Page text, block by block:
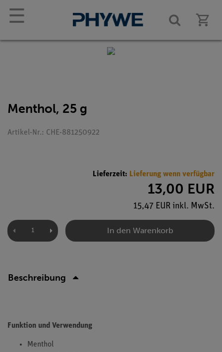
☰
Menthol, 25 g
Artikel-Nr.: CHE-881250922
Lieferzeit: Lieferung wenn verfügbar
13,00 EUR
15,47 EUR inkl. MwSt.
In den Warenkorb
Beschreibung
Funktion und Verwendung
Menthol